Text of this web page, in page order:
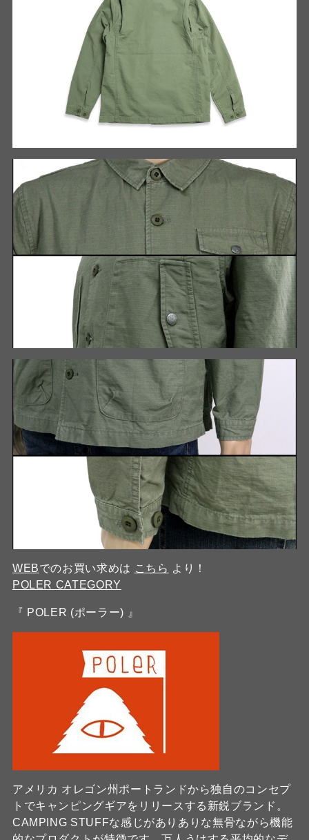
WEBでのお買い求めは こちら より！
POLER CATEGORY
『 POLER (ポーラー) 』
アメリカ オレゴン州ポートランドから独自のコンセプ
トでキャンピングギアをリリースする新鋭ブランド。
CAMPING STUFFな感じがありありな無骨ながら機能